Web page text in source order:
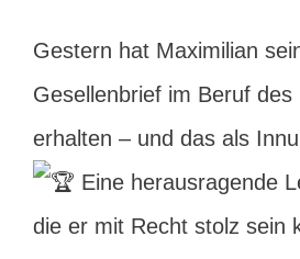
Gestern hat Maximilian
Gesellenbrief im Beruf des
erhalten – und das als
Eine herausragende
die er mit Recht stolz sein